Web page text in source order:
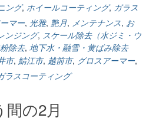
ング, ホイールコーティング, ガラス
マー, 光雅, 艶月, メンテナンス, お
ンジング, スケール除去（水ジミ・ウ
除去, 地下水・融雪・黄ばみ除去
市, 鯖江市, 越前市, グロスアーマー,
ラスコーティング
の2月